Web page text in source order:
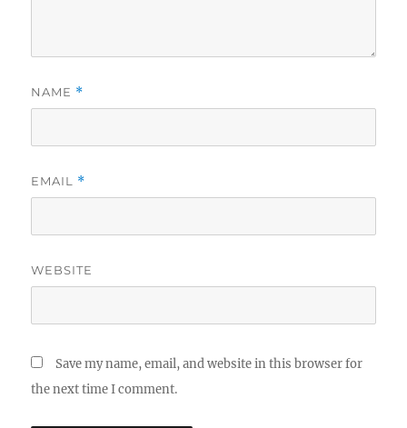
NAME *
EMAIL *
WEBSITE
Save my name, email, and website in this browser for
the next time I comment.